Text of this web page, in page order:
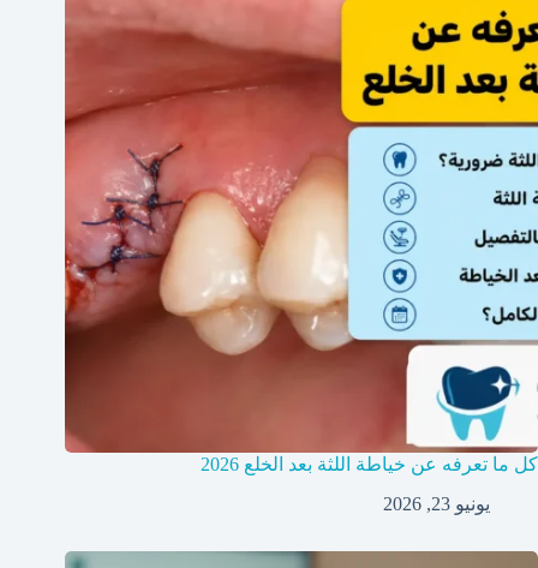
كل ما تعرفه عن خياطة اللثة بعد الخلع 2026
يونيو 23, 2026